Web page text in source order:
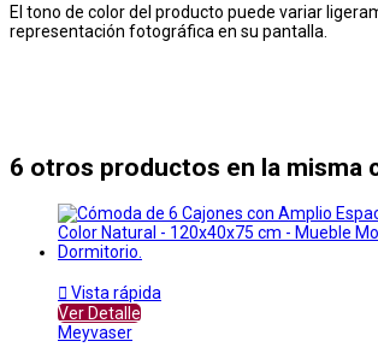
El tono de color del producto puede variar
representación fotográfica en su pantalla.
6 otros productos en la misma
 Vista rápida
Ver Detalle
Meyvaser